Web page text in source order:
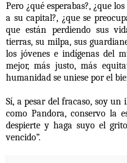
Pero ¿qué esperabas?, ¿que
a su capital?, ¿que se
que están perdiendo sus
tierras, su milpa, sus
los jóvenes e indígenas del
mejor, más justo, más
humanidad se uniese por el
Sí, a pesar del fracaso, soy
como Pandora, conservo la
despierte y haga suyo el
vencido”.